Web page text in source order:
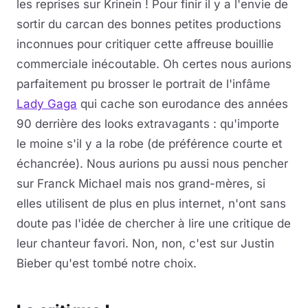
les reprises sur Krinein ! Pour finir il y a l'envie de
sortir du carcan des bonnes petites productions
inconnues pour critiquer cette affreuse bouillie
commerciale inécoutable. Oh certes nous aurions
parfaitement pu brosser le portrait de l'infâme
Lady Gaga qui cache son eurodance des années
90 derrière des looks extravagants : qu'importe
le moine s'il y a la robe (de préférence courte et
échancrée). Nous aurions pu aussi nous pencher
sur Franck Michael mais nos grand-mères, si
elles utilisent de plus en plus internet, n'ont sans
doute pas l'idée de chercher à lire une critique de
leur chanteur favori. Non, non, c'est sur Justin
Bieber qu'est tombé notre choix.